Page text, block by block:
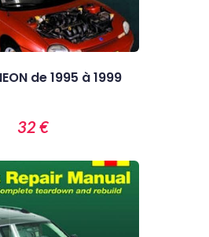
de 1995 à 1999
32 €